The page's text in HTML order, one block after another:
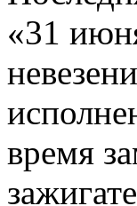
«31
время